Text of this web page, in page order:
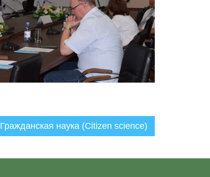
Гражданская наука (Citizen science)